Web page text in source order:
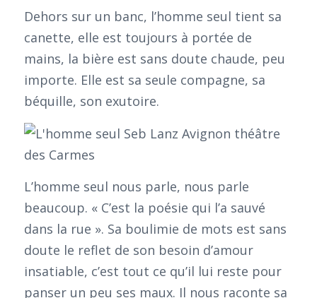
Dehors sur un banc, l’homme seul tient sa
canette, elle est toujours à portée de
mains, la bière est sans doute chaude, peu
importe. Elle est sa seule compagne, sa
béquille, son exutoire.
L’homme seul nous parle, nous parle
beaucoup. « C’est la poésie qui l’a sauvé
dans la rue ». Sa boulimie de mots est sans
doute le reflet de son besoin d’amour
insatiable, c’est tout ce qu’il lui reste pour
panser un peu ses maux. Il nous raconte sa